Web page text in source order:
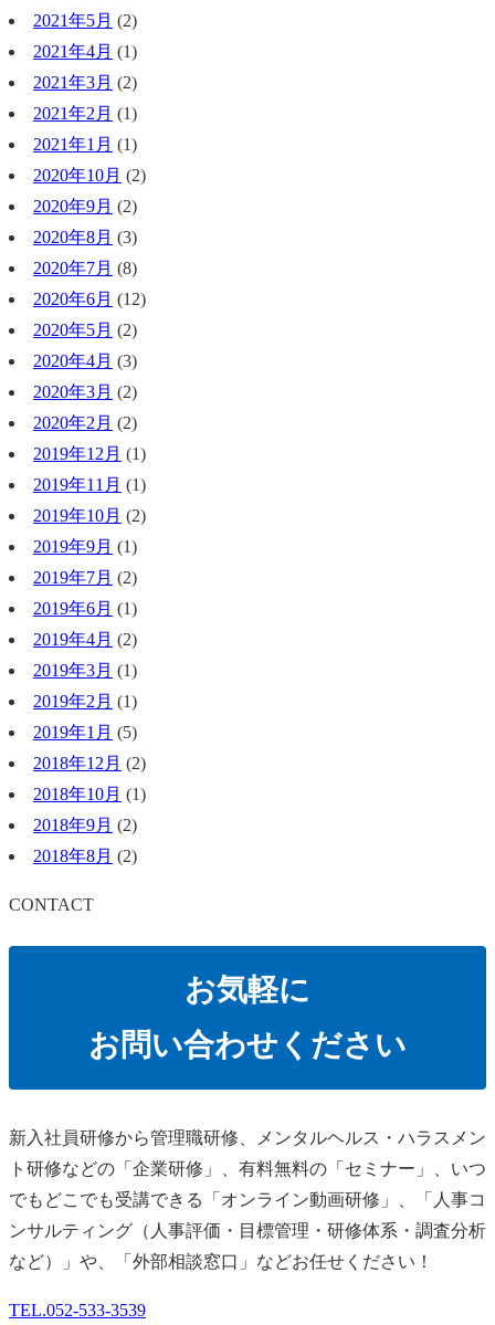
2021年5月 (2)
2021年4月 (1)
2021年3月 (2)
2021年2月 (1)
2021年1月 (1)
2020年10月 (2)
2020年9月 (2)
2020年8月 (3)
2020年7月 (8)
2020年6月 (12)
2020年5月 (2)
2020年4月 (3)
2020年3月 (2)
2020年2月 (2)
2019年12月 (1)
2019年11月 (1)
2019年10月 (2)
2019年9月 (1)
2019年7月 (2)
2019年6月 (1)
2019年4月 (2)
2019年3月 (1)
2019年2月 (1)
2019年1月 (5)
2018年12月 (2)
2018年10月 (1)
2018年9月 (2)
2018年8月 (2)
CONTACT
お気軽に
お問い合わせください
新⼊社員研修から管理職研修、メンタルヘルス・ハラスメン
ト研修などの「企業研修」、有料無料の「セミナー」、いつ
でもどこでも受講できる「オンライン動画研修」、「人事コ
ンサルティング（人事評価・目標管理・研修体系・調査分析
など）」や、「外部相談窓口」などお任せください！
TEL.052-533-3539